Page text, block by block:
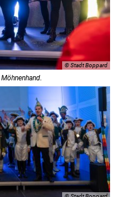
© Stadt Boppard